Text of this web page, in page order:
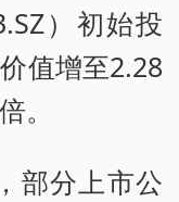
）初始投
值增至2.28
。
部分上市公